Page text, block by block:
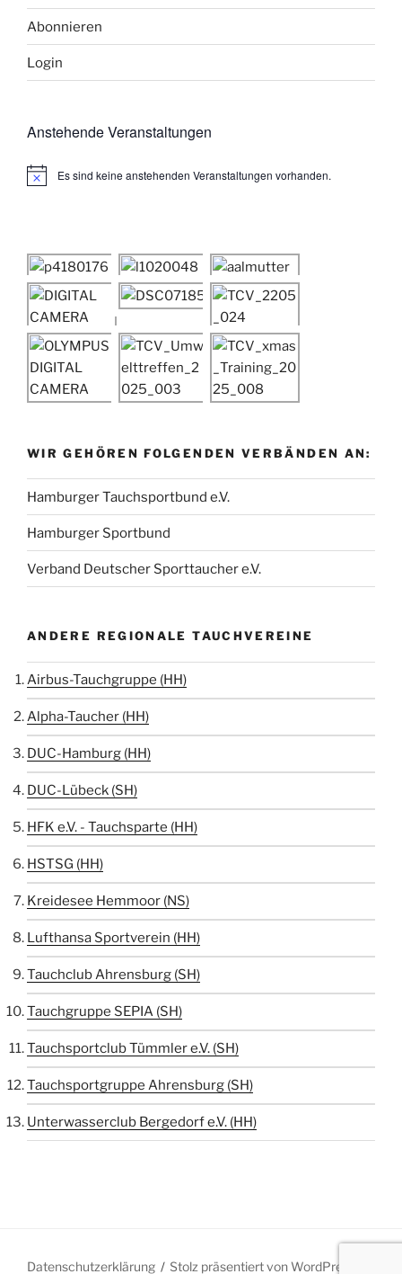
Abonnieren
Login
Anstehende Veranstaltungen
H
i
s
Es sind keine anstehenden Veranstaltungen vorhanden.
WIR GEHÖREN FOLGENDEN VERBÄNDEN AN:
Hamburger Tauchsportbund e.V.
Hamburger Sportbund
Verband Deutscher Sporttaucher e.V.
ANDERE REGIONALE TAUCHVEREINE
Airbus-Tauchgruppe (HH)
Alpha-Taucher (HH)
DUC-Hamburg (HH)
DUC-Lübeck (SH)
HFK e.V. - Tauchsparte (HH)
HSTSG (HH)
Kreidesee Hemmoor (NS)
Lufthansa Sportverein (HH)
Tauchclub Ahrensburg (SH)
Tauchgruppe SEPIA (SH)
Tauchsportclub Tümmler e.V. (SH)
Tauchsportgruppe Ahrensburg (SH)
Unterwasserclub Bergedorf e.V. (HH)
Datenschutzerklärung Stolz präsentiert von WordPress